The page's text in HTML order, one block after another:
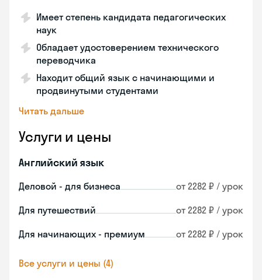
Имеет степень кандидата педагогических
наук
Обладает удостоверением технического
переводчика
Находит общий язык с начинающими и
продвинутыми студентами
Читать дальше
Услуги и цены
Английский язык
Деловой - для бизнеса от 2282 ₽ / урок
Для путешествий от 2282 ₽ / урок
Для начинающих - премиум от 2282 ₽ / урок
Все услуги и цены (4)